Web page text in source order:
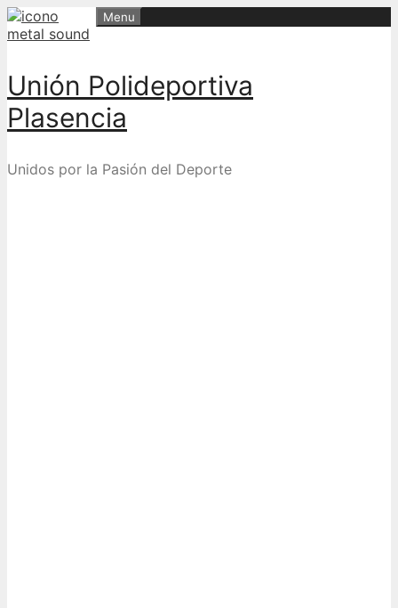
Skip
to
Unión Polideportiva
Plasencia
Unidos por la Pasión del Deporte
Menu